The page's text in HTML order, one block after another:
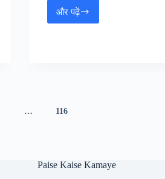
और पढ़ेंBihar
… 116
Paise Kaise Kamaye